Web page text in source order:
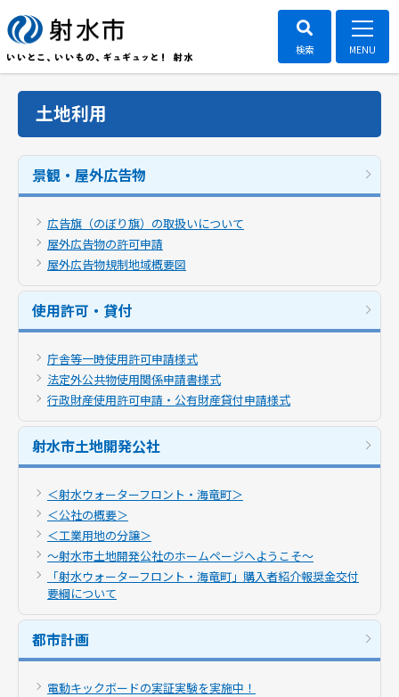
土地利用
景観・屋外広告物
広告旗（のぼり旗）の取扱いについて
屋外広告物の許可申請
屋外広告物規制地域概要図
使用許可・貸付
庁舎等一時使用許可申請様式
法定外公共物使用関係申請書様式
行政財産使用許可申請・公有財産貸付申請様式
射水市土地開発公社
＜射水ウォーターフロント・海竜町＞
＜公社の概要＞
＜工業用地の分譲＞
～射水市土地開発公社のホームページへようこそ～
「射水ウォーターフロント・海竜町」購入者紹介報奨金交付
要綱について
都市計画
電動キックボードの実証実験を実施中！